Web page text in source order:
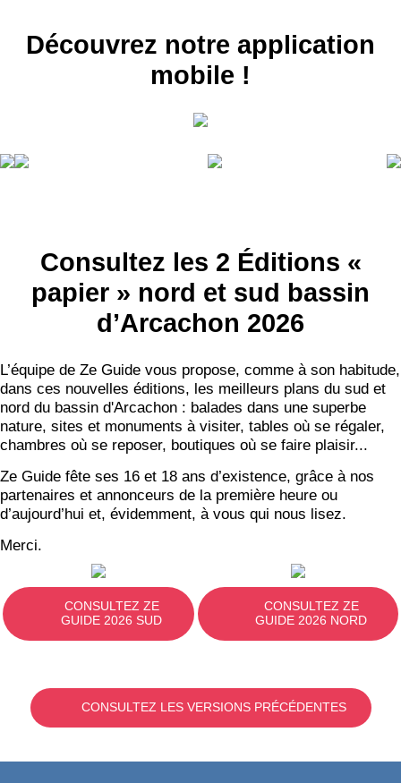
Découvrez notre application
mobile !
Consultez les 2 Éditions «
papier » nord et sud bassin
d’Arcachon 2026
L’équipe de Ze Guide vous propose, comme à son habitude,
dans ces nouvelles éditions, les meilleurs plans du sud et
nord du bassin d'Arcachon : balades dans une superbe
nature, sites et monuments à visiter, tables où se régaler,
chambres où se reposer, boutiques où se faire plaisir...
Ze Guide fête ses 16 et 18 ans d’existence, grâce à nos
partenaires et annonceurs de la première heure ou
d’aujourd’hui et, évidemment, à vous qui nous lisez.
Merci.
CONSULTEZ ZE
GUIDE 2026 SUD
CONSULTEZ ZE
GUIDE 2026 NORD
CONSULTEZ LES VERSIONS PRÉCÉDENTES